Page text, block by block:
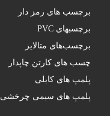
برچسب های رمز دار
برچسبهای PVC
برچسب‌های متالایز
چسب های کارتن چاپدار
پلمپ های کابلی
پلمپ های سیمی چرخشی